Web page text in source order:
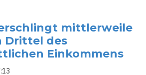
I
I
mittlerweile
Drittel des
Einkommens